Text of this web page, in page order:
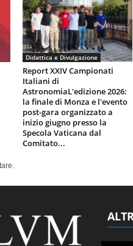
Didattica e Divulgazione
Report XXIV Campionati
Italiani di
AstronomiaL'edizione 2026:
la finale di Monza e l'evento
post-gara organizzato a
inizio giugno presso la
Specola Vaticana dal
Comitato...